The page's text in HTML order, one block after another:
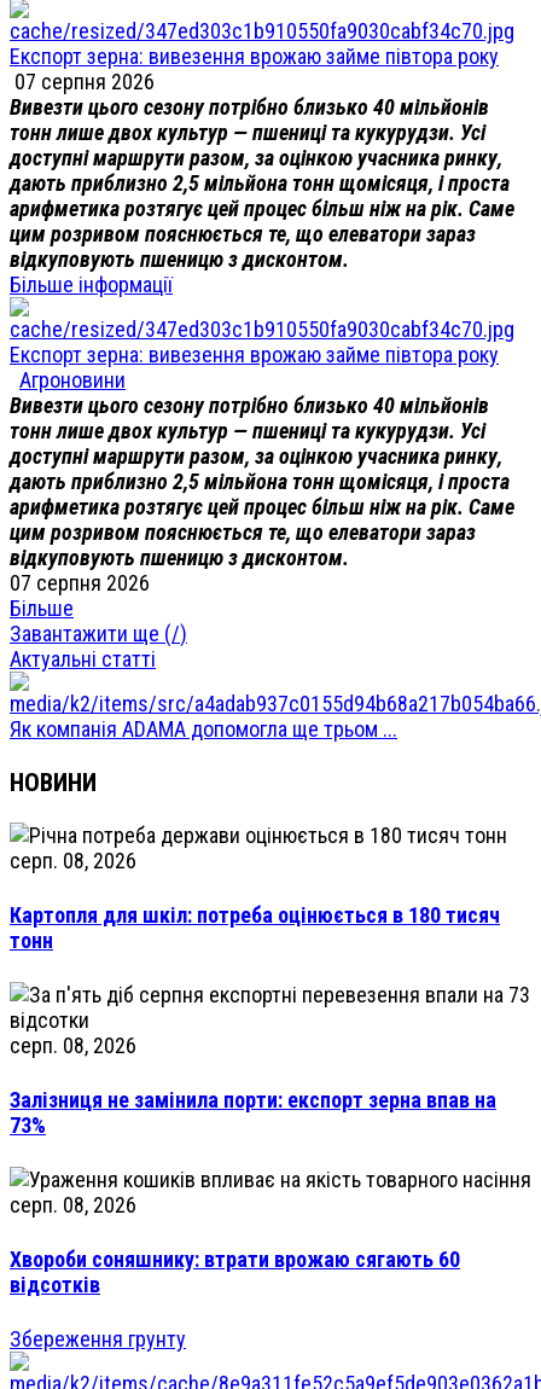
Експорт зерна: вивезення врожаю займе півтора року
07 серпня 2026
Вивезти цього сезону потрібно близько 40 мільйонів
тонн лише двох культур — пшениці та кукурудзи. Усі
доступні маршрути разом, за оцінкою учасника ринку,
дають приблизно 2,5 мільйона тонн щомісяця, і проста
арифметика розтягує цей процес більш ніж на рік. Саме
цим розривом пояснюється те, що елеватори зараз
відкуповують пшеницю з дисконтом.
Більше інформації
Експорт зерна: вивезення врожаю займе півтора року
Агроновини
Вивезти цього сезону потрібно близько 40 мільйонів
тонн лише двох культур — пшениці та кукурудзи. Усі
доступні маршрути разом, за оцінкою учасника ринку,
дають приблизно 2,5 мільйона тонн щомісяця, і проста
арифметика розтягує цей процес більш ніж на рік. Саме
цим розривом пояснюється те, що елеватори зараз
відкуповують пшеницю з дисконтом.
07 серпня 2026
Більше
Завантажити ще (/)
Актуальні статті
Як компанія ADAMA допомогла ще трьом ...
НОВИНИ
серп. 08, 2026
Картопля для шкіл: потреба оцінюється в 180 тисяч
тонн
серп. 08, 2026
Залізниця не замінила порти: експорт зерна впав на
73%
серп. 08, 2026
Хвороби соняшнику: втрати врожаю сягають 60
відсотків
Збереження грунту